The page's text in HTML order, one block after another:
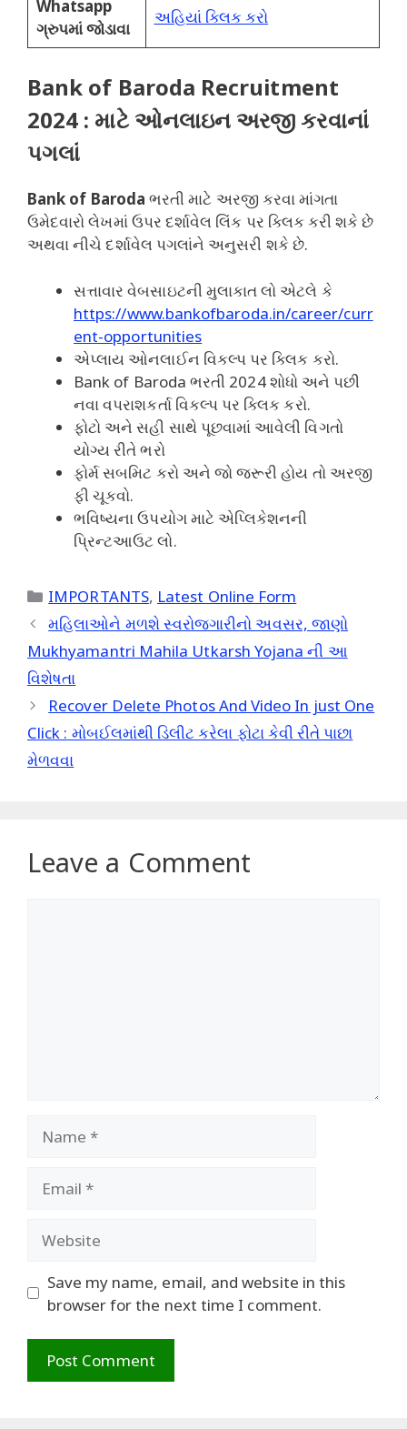
Whatsapp
ગ્રુપમાં જોડાવા
અહિયાં ક્લિક કરો
Bank of Baroda Recruitment
2024 : માટે ઓનલાઇન અરજી કરવાનાં
પગલાં
Bank of Barodaભરતી માટે અરજી કરવા માંગતા
ઉમેદવારો લેખમાં ઉપર દર્શાવેલ લિંક પર ક્લિક કરી શકે છે
અથવા નીચે દર્શાવેલ પગલાંને અનુસરી શકે છે.
સત્તાવાર વેબસાઇટની મુલાકાત લો એટલે કે
https://www.bankofbaroda.in/career/curr
ent-opportunities
એપ્લાય ઓનલાઈન વિકલ્પ પર ક્લિક કરો.
Bank of Baroda ભરતી 2024 શોધો અને પછી
નવા વપરાશકર્તા વિકલ્પ પર ક્લિક કરો.
ફોટો અને સહી સાથે પૂછવામાં આવેલી વિગતો
યોગ્ય રીતે ભરો
ફોર્મ સબમિટ કરો અને જો જરૂરી હોય તો અરજી
ફી ચૂકવો.
ભવિષ્યના ઉપયોગ માટે એપ્લિકેશનની
પ્રિન્ટઆઉટ લો.
Categories
IMPORTANTS, Latest Online Form
મહિલાઓને મળશે સ્વરોજગારીનો અવસર, જાણો
Mukhyamantri Mahila Utkarsh Yojana ની આ
વિશેષતા
Recover Delete Photos And Video In just One
Click : મોબઈલમાંથી ડિલીટ કરેલા ફોટા કેવી રીતે પાછા
મેળવવા
Leave a Comment
Save my name, email, and website in this
browser for the next time I comment.